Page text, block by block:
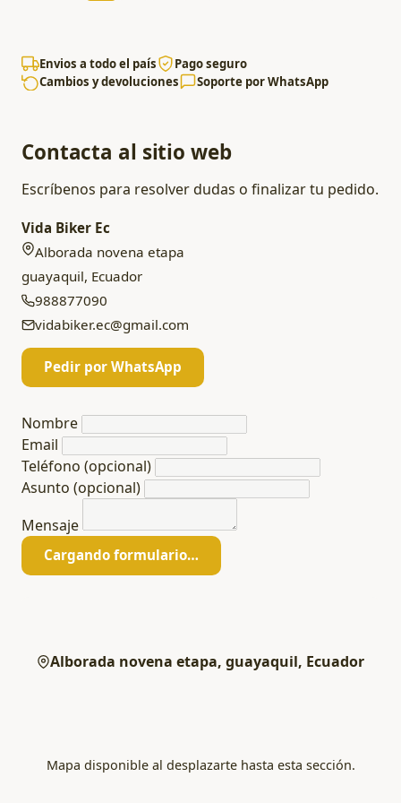
Envios a todo el país
Pago seguro
Cambios y devoluciones
Soporte por WhatsApp
Contacta al sitio web
Escríbenos para resolver dudas o finalizar tu pedido.
Vida Biker Ec
Alborada novena etapa
guayaquil, Ecuador
988877090
vidabiker.ec@gmail.com
Pedir por WhatsApp
Nombre
Email
Teléfono (opcional)
Asunto (opcional)
Mensaje
Cargando formulario…
Alborada novena etapa, guayaquil, Ecuador
Mapa disponible al desplazarte hasta esta sección.